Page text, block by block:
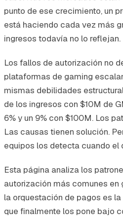
punto de ese crecimiento, un
está haciendo cada vez más
ingresos todavía no lo reflejan.
Los fallos de autorización no
plataformas de gaming
mismas debilidades
de los ingresos con $10M de
6% y un 9% con $100M. Los
Las causas tienen solución.
equipos los detecta cuando el
Esta página analiza los
autorización más comunes en
la orquestación de pagos es
que finalmente los pone bajo